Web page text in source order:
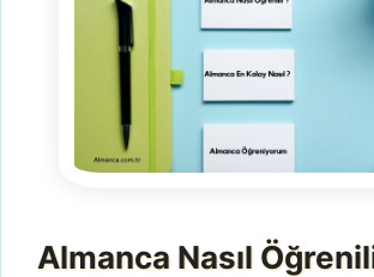
Almanca Nasıl